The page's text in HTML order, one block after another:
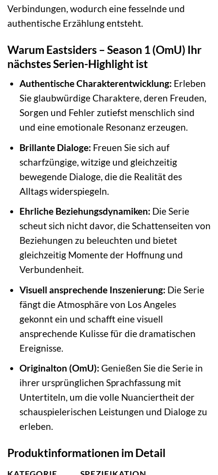
Verbindungen, wodurch eine fesselnde und
authentische Erzählung entsteht.
Warum Eastsiders – Season 1 (OmU) Ihr
nächstes Serien-Highlight ist
Authentische Charakterentwicklung: Erleben
Sie glaubwürdige Charaktere, deren Freuden,
Sorgen und Fehler zutiefst menschlich sind
und eine emotionale Resonanz erzeugen.
Brillante Dialoge: Freuen Sie sich auf
scharfzüngige, witzige und gleichzeitig
bewegende Dialoge, die die Realität des
Alltags widerspiegeln.
Ehrliche Beziehungsdynamiken: Die Serie
scheut sich nicht davor, die Schattenseiten von
Beziehungen zu beleuchten und bietet
gleichzeitig Momente der Hoffnung und
Verbundenheit.
Visuell ansprechende Inszenierung: Die Serie
fängt die Atmosphäre von Los Angeles
gekonnt ein und schafft eine visuell
ansprechende Kulisse für die dramatischen
Ereignisse.
Originalton (OmU): Genießen Sie die Serie in
ihrer ursprünglichen Sprachfassung mit
Untertiteln, um die volle Nuanciertheit der
schauspielerischen Leistungen und Dialoge zu
erleben.
Produktinformationen im Detail